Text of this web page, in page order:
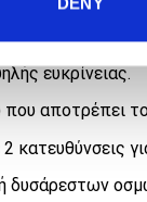
λεπτό
ευκρίνειας.
αποτρέπει
δυσάρεστων